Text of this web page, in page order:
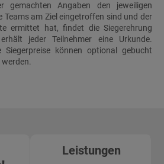
Angaben den jeweiligen
Teams am Ziel eingetroffen sind und der
ermittet hat, findet die Siegerehrung
jeder Teilnehmer eine Urkunde.
Siegerpreise können optional gebucht
Leistungen